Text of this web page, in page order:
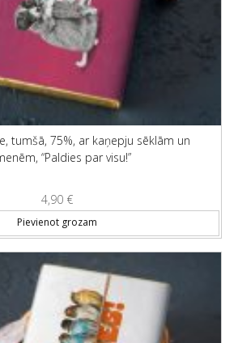
tumšā, 75%, ar kaņepju sēklām un
“Paldies par visu!”
4,90 €
Pievienot grozam